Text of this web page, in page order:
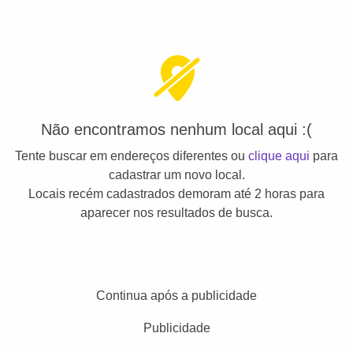
Não encontramos nenhum local aqui :(
Tente buscar em endereços diferentes ou clique aqui para
cadastrar um novo local.
Locais recém cadastrados demoram até 2 horas para
aparecer nos resultados de busca.
Continua após a publicidade
Publicidade